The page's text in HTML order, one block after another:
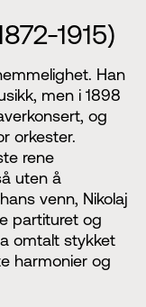
1915)
Han
men i 1898
og
orkester.
rene
uten å
venn, Nikolaj
partituret og
omtalt stykket
harmonier og